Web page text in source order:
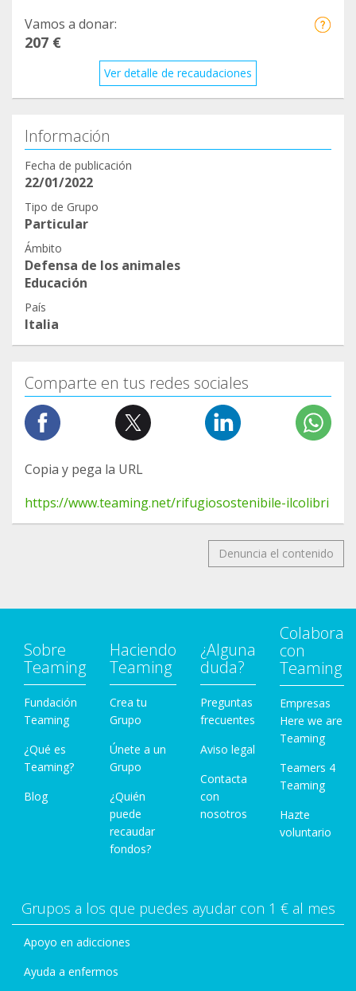
Vamos a donar:
207 €
Ver detalle de recaudaciones
Información
Fecha de publicación
22/01/2022
Tipo de Grupo
Particular
Ámbito
Defensa de los animales
Educación
País
Italia
Comparte en tus redes sociales
Copia y pega la URL
https://www.teaming.net/rifugiosostenibile-ilcolibri
Denuncia el contenido
Sobre
Teaming
Fundación
Teaming
¿Qué es
Teaming?
Blog
Haciendo
Teaming
Crea tu
Grupo
Únete a un
Grupo
¿Quién
puede
recaudar
fondos?
¿Alguna
duda?
Preguntas
frecuentes
Aviso legal
Contacta
con
nosotros
Colabora
con
Teaming
Empresas
Here we are
Teaming
Teamers 4
Teaming
Hazte
voluntario
Grupos a los que puedes ayudar con 1 € al mes
Apoyo en adicciones
Ayuda a enfermos